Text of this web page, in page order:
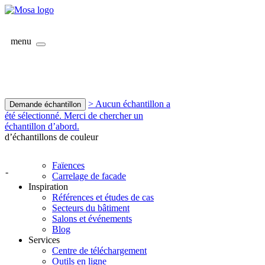
menu
Demande échantillon
> Aucun échantillon a
été sélectionné. Merci de chercher un
échantillon d’abord.
d’échantillons de couleur
-
Faïences
Carrelage de facade
Inspiration
Références et études de cas
Secteurs du bâtiment
Salons et événements
Blog
Services
Centre de téléchargement
Outils en ligne